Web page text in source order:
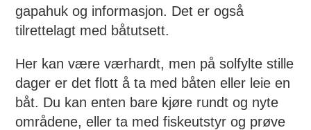
gapahuk og informasjon. Det er også
tilrettelagt med båtutsett.
Her kan være værhardt, men på solfylte stille
dager er det flott å ta med båten eller leie en
båt. Du kan enten bare kjøre rundt og nyte
områdene, eller ta med fiskeutstyr og prøve